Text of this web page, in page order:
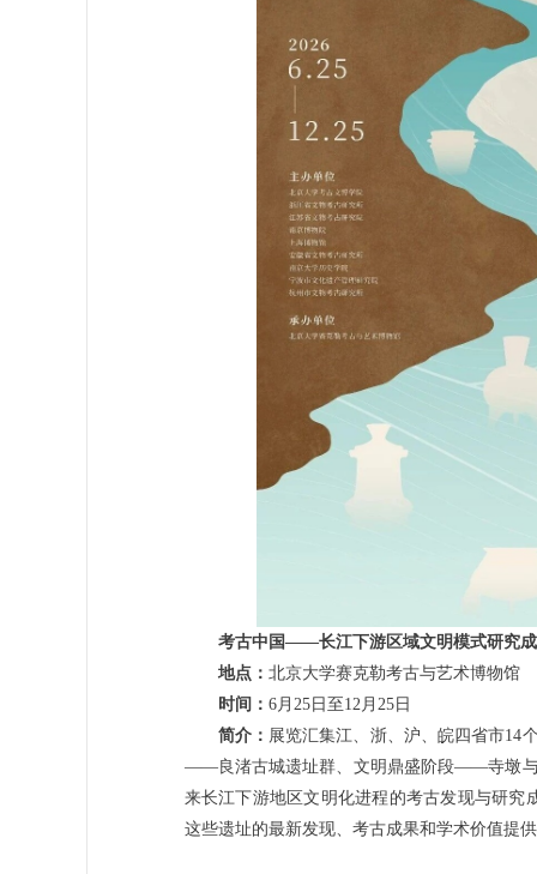
考古中国——长江下游区域文明模式研究
地点： 北京大学赛克勒考古与艺术博物馆
时间： 6月25日至12月25日
简介： 展览汇集江、浙、沪、皖四省市14
——良渚古城遗址群、文明鼎盛阶段——寺墩
来长江下游地区文明化进程的考古发现与研
这些遗址的最新发现、考古成果和学术价值提